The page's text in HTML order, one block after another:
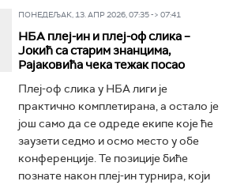
ПОНЕДЕЉАК, 13. АПР 2026, 07:35 -> 07:41
НБА плеј-ин и плеј-оф слика –
Јокић са старим знанцима,
Рајаковића чека тежак посао
Плеј-оф слика у НБА лиги је
практично комплетирана, а остало је
још само да се одреде екипе које ће
заузети седмо и осмо место у обе
конференције. Те позиције биће
познате након плеј-ин турнира, који